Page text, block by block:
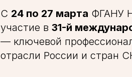
С 24 по 27 марта ФГАНУ
участие в 31-й
— ключевой
отрасли России и стран